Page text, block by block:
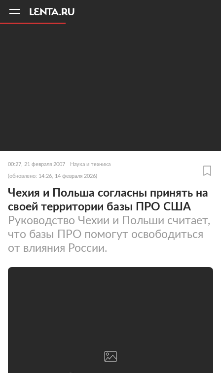
00:27, 21 февраля 2007 Наука и техника
(обновлено: 14:26, 14 февраля 2026)
Чехия и Польша согласны принять на
своей территории базы ПРО США
Руководство Чехии и Польши считает,
что базы ПРО помогут освободиться
от влияния России.